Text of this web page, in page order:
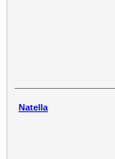
Natella